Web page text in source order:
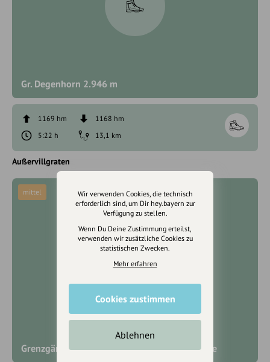
Gr. Degenhorn 2.946 m
1169 hm
1168 hm
5:22 h
13,1 km
Außervillgraten
Grenzgängerwanderung mit Rieserfernerrunde
mittel
Wir verwenden Cookies, die technisch
erforderlich sind, um Dir hey.bayern zur
Verfügung zu stellen.
Wenn Du Deine Zustimmung erteilst,
verwenden wir zusätzliche Cookies zu
statistischen Zwecken.
Mehr erfahren
Cookies zustimmen
Ablehnen